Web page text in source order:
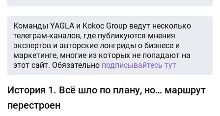
Команды YAGLA и Kokoc Group ведут несколько
телеграм-каналов, где публикуются мнения
экспертов и авторские лонгриды о бизнесе и
маркетинге, многие из которых не попадают на
этот сайт. Обязательно подписывайтесь тут
История 1. Всё шло по плану, но… маршрут
перестроен